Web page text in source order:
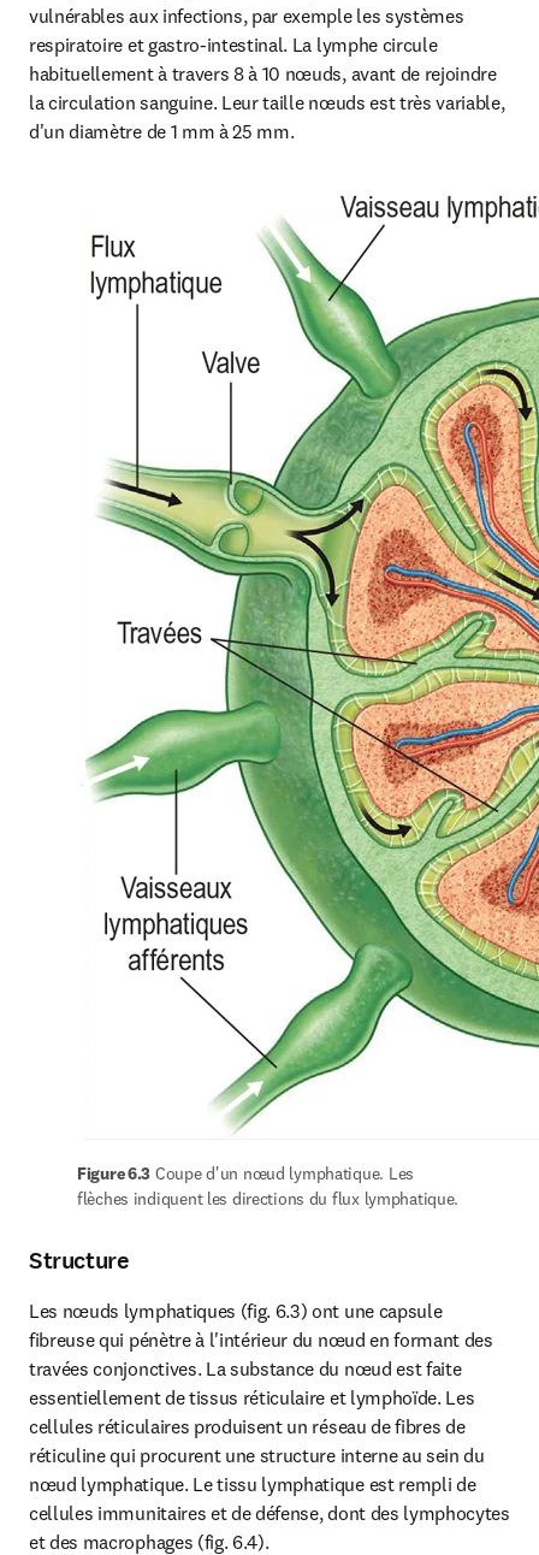
vulnérables aux infections, par exemple les systèmes
respiratoire et gastro-intestinal. La lymphe circule
habituellement à travers 8 à 10 nœuds, avant de rejoindre
la circulation sanguine. Leur taille nœuds est très variable,
d'un diamètre de 1 mm à 25 mm.
Figure 6.3 Coupe d'un nœud lymphatique. Les
flèches indiquent les directions du flux lymphatique.
Structure
Les nœuds lymphatiques (fig. 6.3) ont une capsule
fibreuse qui pénètre à l'intérieur du nœud en formant des
travées conjonctives. La substance du nœud est faite
essentiellement de tissus réticulaire et lymphoïde. Les
cellules réticulaires produisent un réseau de fibres de
réticuline qui procurent une structure interne au sein du
nœud lymphatique. Le tissu lymphatique est rempli de
cellules immunitaires et de défense, dont des lymphocytes
et des macrophages (fig. 6.4).